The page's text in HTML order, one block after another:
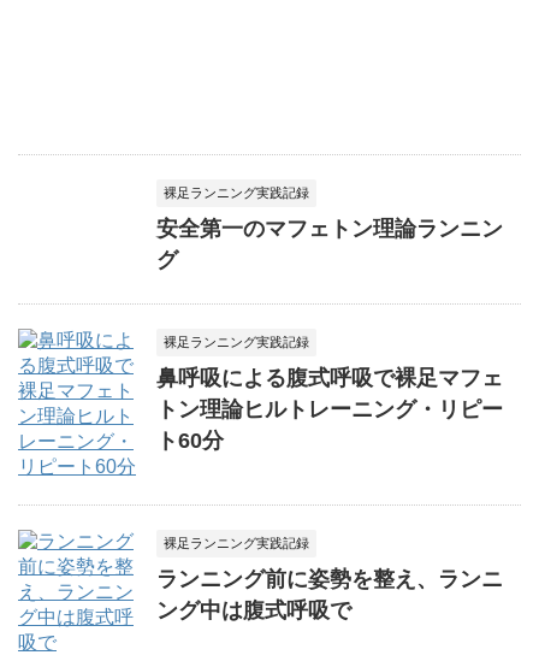
裸足ランニング実践記録
安全第一のマフェトン理論ランニン
グ
裸足ランニング実践記録
鼻呼吸による腹式呼吸で裸足マフェ
トン理論ヒルトレーニング・リピー
ト60分
裸足ランニング実践記録
ランニング前に姿勢を整え、ランニ
ング中は腹式呼吸で